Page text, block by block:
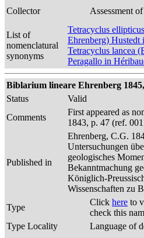
Collector
Assessment
List of
nomenclatural
synonyms
Tetracyclus
Ehrenberg) Hustedt
Tetracyclus lancea
Peragallo in
Biblarium lineare Ehrenberg
Status
Valid
Comments
First appeared as
1843, p. 47 (ref.
Published in
Ehrenberg, C.G.
Untersuchungen
geologisches
Bekanntmachung
Königlich-
Wissenschaften zu
Type
Click here to
check this
Type Locality
Language of